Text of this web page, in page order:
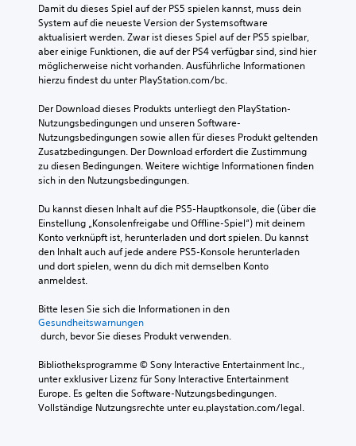
Damit du dieses Spiel auf der PS5 spielen kannst, muss dein
System auf die neueste Version der Systemsoftware
aktualisiert werden. Zwar ist dieses Spiel auf der PS5 spielbar,
aber einige Funktionen, die auf der PS4 verfügbar sind, sind hier
möglicherweise nicht vorhanden. Ausführliche Informationen
hierzu findest du unter PlayStation.com/bc.
Der Download dieses Produkts unterliegt den PlayStation-
Nutzungsbedingungen und unseren Software-
Nutzungsbedingungen sowie allen für dieses Produkt geltenden
Zusatzbedingungen. Der Download erfordert die Zustimmung
zu diesen Bedingungen. Weitere wichtige Informationen finden
sich in den Nutzungsbedingungen.
Du kannst diesen Inhalt auf die PS5-Hauptkonsole, die (über die
Einstellung „Konsolenfreigabe und Offline-Spiel“) mit deinem
Konto verknüpft ist, herunterladen und dort spielen. Du kannst
den Inhalt auch auf jede andere PS5-Konsole herunterladen
und dort spielen, wenn du dich mit demselben Konto
anmeldest.
Bitte lesen Sie sich die Informationen in den
Gesundheitswarnungen
durch, bevor Sie dieses Produkt verwenden.
Bibliotheksprogramme © Sony Interactive Entertainment Inc.,
unter exklusiver Lizenz für Sony Interactive Entertainment
Europe. Es gelten die Software-Nutzungsbedingungen.
Vollständige Nutzungsrechte unter eu.playstation.com/legal.